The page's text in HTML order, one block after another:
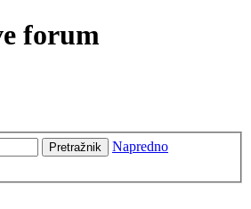
forum
Pretražnik
Napredno